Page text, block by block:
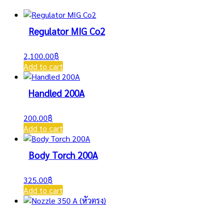
Regulator MIG Co2
2,100.00฿
Add to cart
Handled 200A
200.00฿
Add to cart
Body Torch 200A
325.00฿
Add to cart